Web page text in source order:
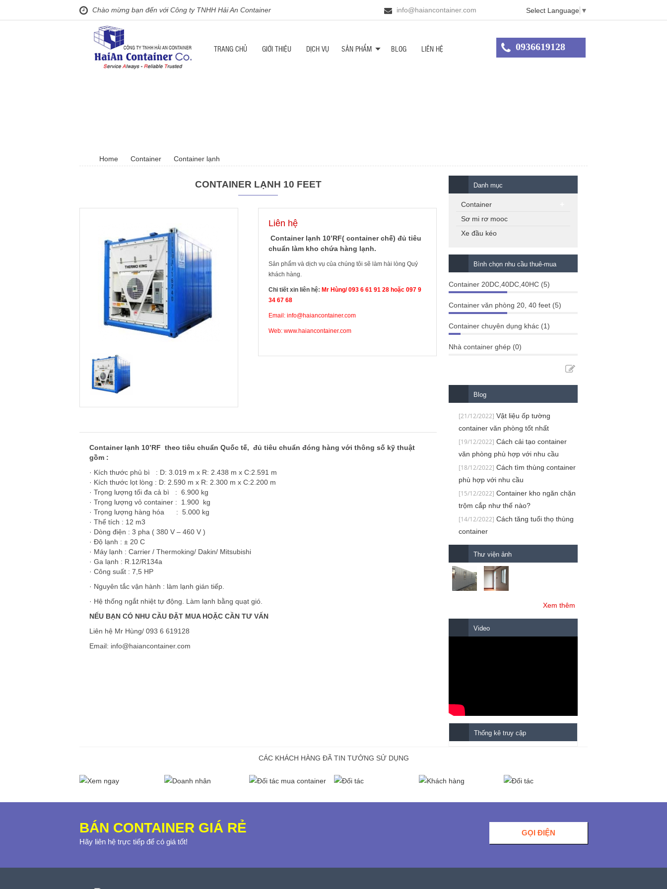
Chào mừng bạn đến với Công ty TNHH Hải An Container info@haiancontainer.com Select Language ▼
TRANG CHỦ GIỚI THIỆU DỊCH VỤ SẢN PHẨM BLOG LIÊN HỆ 0936619128
Home Container Container lạnh
CONTAINER LẠNH 10 FEET
Liên hệ
Container lạnh 10’RF( container chế) đủ tiêu
chuẩn làm kho chứa hàng lạnh.
Sản phẩm và dịch vụ của chúng tôi sẽ làm hài lòng Quý
khách hàng.
Chi tiết xin liên hệ: Mr Hùng/ 093 6 61 91 28 hoặc 097 9
34 67 68
Email: info@haiancontainer.com
Web: www.haiancontainer.com
Container lạnh 10’RF theo tiêu chuẩn Quốc tế, đủ tiêu chuẩn đóng hàng với thông số kỹ thuật
gồm :
· Kích thước phủ bì : D: 3.019 m x R: 2.438 m x C:2.591 m
· Kích thước lọt lòng : D: 2.590 m x R: 2.300 m x C:2.200 m
· Trọng lượng tối đa cả bì : 6.900 kg
· Trọng lượng vỏ container : 1.900 kg
· Trọng lượng hàng hóa : 5.000 kg
· Thể tích : 12 m3
· Dòng điện : 3 pha ( 380 V – 460 V )
· Độ lạnh : ± 20 C
· Máy lạnh : Carrier / Thermoking/ Dakin/ Mitsubishi
· Ga lạnh : R.12/R134a
· Công suất : 7,5 HP
· Nguyên tắc vận hành : làm lạnh gián tiếp.
· Hệ thống ngắt nhiệt tự động. Làm lạnh bằng quạt gió.
NẾU BẠN CÓ NHU CẦU ĐẶT MUA HOẶC CẦN TƯ VẤN
Liên hệ Mr Hùng/ 093 6 619128
Email: info@haiancontainer.com
Danh mục
Container
Sơ mi rơ mooc
Xe đầu kéo
Bình chọn nhu cầu thuê-mua
Container 20DC,40DC,40HC (5)
Container văn phòng 20, 40 feet (5)
Container chuyên dụng khác (1)
Nhà container ghép (0)
Blog
[21/12/2022] Vật liệu ốp tường
container văn phòng tốt nhất
[19/12/2022] Cách cải tạo container
văn phòng phù hợp với nhu cầu
[18/12/2022] Cách tìm thùng container
phù hợp với nhu cầu
[15/12/2022] Container kho ngăn chặn
trộm cắp như thế nào?
[14/12/2022] Cách tăng tuổi thọ thùng
container
Thư viện ảnh
Xem thêm
Video
Thống kê truy cập
CÁC KHÁCH HÀNG ĐÃ TIN TƯỞNG SỬ DỤNG
GỌI ĐIỆN
BÁN CONTAINER GIÁ RẺ
Hãy liên hệ trực tiếp để có giá tốt!